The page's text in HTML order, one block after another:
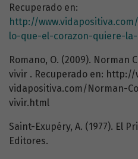
Recuperado en:
http://
lo-que-el-corazon-quiere-
Romano, O. (2009). Norman
vivir . Recuperado en: http://
vidapositiva.com/Norman-
vivir.html
Saint-Exupéry, A. (1977). El
Editores.